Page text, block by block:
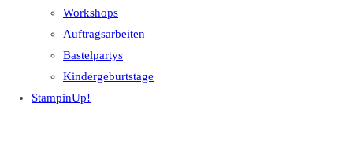
Workshops
Auftragsarbeiten
Bastelpartys
Kindergeburtstage
StampinUp!